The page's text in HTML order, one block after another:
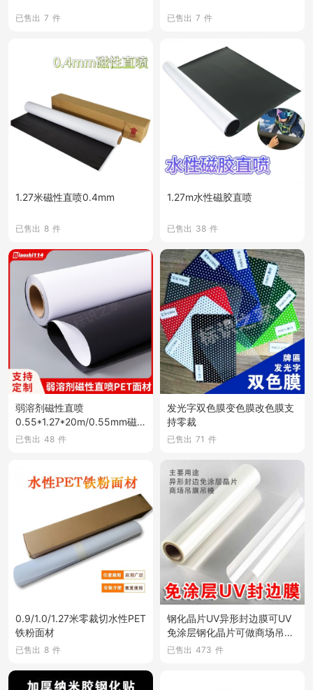
已售出 7 件 已售出 7 件
1.27米磁性直喷0.4mm
已售出 8 件
1.27m水性磁胶直喷
已售出 38 件
弱溶剂磁性直喷
0.55*1.27*20m/0.55mm磁
性直喷PVC胶片
已售出 48 件
发光字双色膜变色膜改色膜支
持零裁
已售出 71 件
0.9/1.0/1.27米零裁切水性PET
铁粉面材
已售出 8 件
钢化晶片UV异形封边膜可UV
免涂层钢化晶片可做商场吊幔
1.25*100m
已售出 473 件